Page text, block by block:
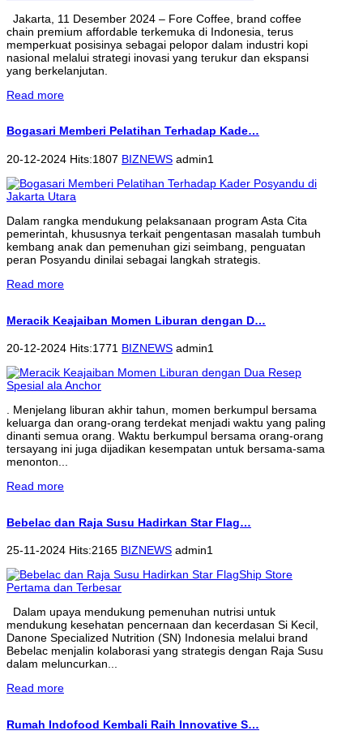
Jakarta, 11 Desember 2024 – Fore Coffee, brand coffee
chain premium affordable terkemuka di Indonesia, terus
memperkuat posisinya sebagai pelopor dalam industri kopi
nasional melalui strategi inovasi yang terukur dan ekspansi
yang berkelanjutan.
Read more
Bogasari Memberi Pelatihan Terhadap Kade…
20-12-2024 Hits:1807 BIZNEWS admin1
Dalam rangka mendukung pelaksanaan program Asta Cita
pemerintah, khususnya terkait pengentasan masalah tumbuh
kembang anak dan pemenuhan gizi seimbang, penguatan
peran Posyandu dinilai sebagai langkah strategis.
Read more
Meracik Keajaiban Momen Liburan dengan D…
20-12-2024 Hits:1771 BIZNEWS admin1
. Menjelang liburan akhir tahun, momen berkumpul bersama
keluarga dan orang-orang terdekat menjadi waktu yang paling
dinanti semua orang. Waktu berkumpul bersama orang-orang
tersayang ini juga dijadikan kesempatan untuk bersama-sama
menonton...
Read more
Bebelac dan Raja Susu Hadirkan Star Flag…
25-11-2024 Hits:2165 BIZNEWS admin1
Dalam upaya mendukung pemenuhan nutrisi untuk
mendukung kesehatan pencernaan dan kecerdasan Si Kecil,
Danone Specialized Nutrition (SN) Indonesia melalui brand
Bebelac menjalin kolaborasi yang strategis dengan Raja Susu
dalam meluncurkan...
Read more
Rumah Indofood Kembali Raih Innovative S…